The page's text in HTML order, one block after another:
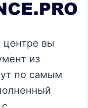
вы
из
по самым